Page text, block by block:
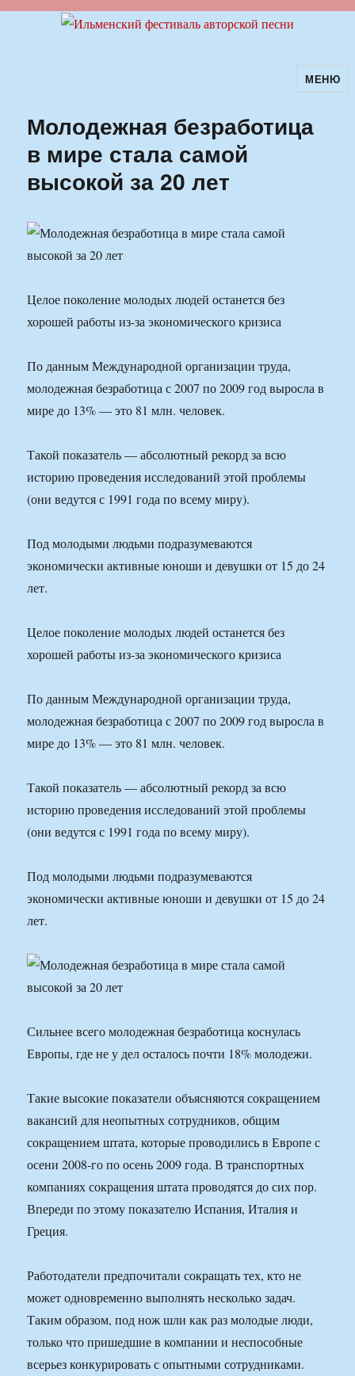
Ильменский фестиваль авторскойМЕНЮ
Молодежная безработица
в мире стала самой
высокой за 20 лет
Целое поколение молодых людей останется без
хорошей работы из-за экономического кризиса
По данным Международной организации труда,
молодежная безработица с 2007 по 2009 год выросла в
мире до 13% — это 81 млн. человек.
Такой показатель — абсолютный рекорд за всю
историю проведения исследований этой проблемы
(они ведутся с 1991 года по всему миру).
Под молодыми людьми подразумеваются
экономически активные юноши и девушки от 15 до 24
лет.
Целое поколение молодых людей останется без
хорошей работы из-за экономического кризиса
По данным Международной организации труда,
молодежная безработица с 2007 по 2009 год выросла в
мире до 13% — это 81 млн. человек.
Такой показатель — абсолютный рекорд за всю
историю проведения исследований этой проблемы
(они ведутся с 1991 года по всему миру).
Под молодыми людьми подразумеваются
экономически активные юноши и девушки от 15 до 24
лет.
Сильнее всего молодежная безработица коснулась
Европы, где не у дел осталось почти 18% молодежи.
Такие высокие показатели объясняются сокращением
вакансий для неопытных сотрудников, общим
сокращением штата, которые проводились в Европе с
осени 2008-го по осень 2009 года. В транспортных
компаниях сокращения штата проводятся до сих пор.
Впереди по этому показателю Испания, Италия и
Греция.
Работодатели предпочитали сокращать тех, кто не
может одновременно выполнять несколько задач.
Таким образом, под нож шли как раз молодые люди,
только что пришедшие в компании и неспособные
всерьез конкурировать с опытными сотрудниками.